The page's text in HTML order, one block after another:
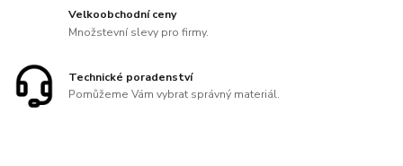
Velkoobchodní ceny
Množstevní slevy pro firmy.
Technické poradenství
Pomůžeme Vám vybrat správný materiál.